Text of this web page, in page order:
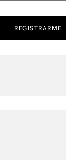
REGISTRARME